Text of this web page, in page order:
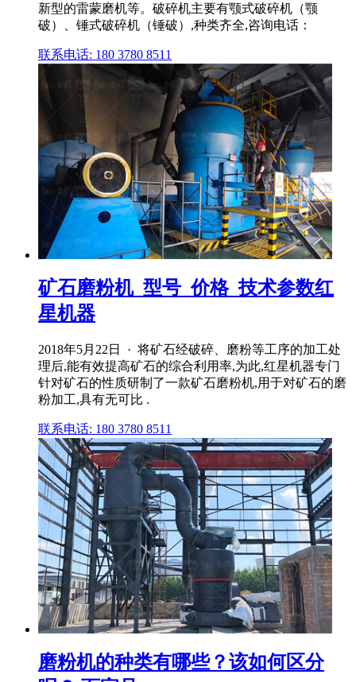
新型的雷蒙磨机等。破碎机主要有颚式破碎机（颚
破）、锤式破碎机（锤破）,种类齐全,咨询电话：
联系电话: 180 3780 8511
矿石磨粉机_型号_价格_技术参数红
星机器
2018年5月22日 · 将矿石经破碎、磨粉等工序的加工处
理后,能有效提高矿石的综合利用率,为此,红星机器专门
针对矿石的性质研制了一款矿石磨粉机,用于对矿石的磨
粉加工,具有无可比 .
联系电话: 180 3780 8511
磨粉机的种类有哪些？该如何区分